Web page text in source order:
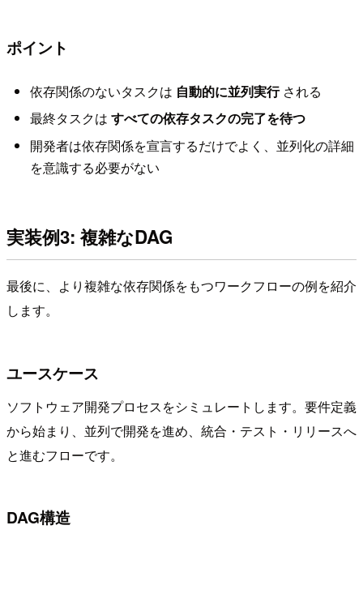
ポイント
依存関係のないタスクは 自動的に並列実行される
最終タスクは すべての依存タスクの完了を待つ
開発者は依存関係を宣言するだけでよく、並列化の詳細
を意識する必要がない
実装例3: 複雑なDAG
最後に、より複雑な依存関係をもつワークフローの例を紹介
します。
ユースケース
ソフトウェア開発プロセスをシミュレートします。要件定義
から始まり、並列で開発を進め、統合・テスト・リリースへ
と進むフローです。
DAG構造